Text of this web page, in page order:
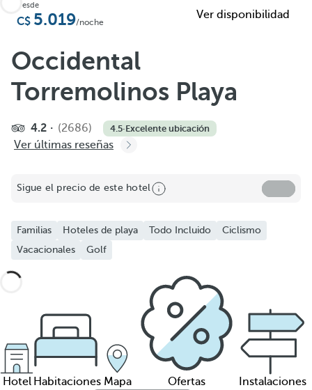
Desde
5.019/noche
Ver disponibilidad
Occidental
Torremolinos Playa
4.2 (2686) 4.5·Excelente ubicación
Ver últimas reseñas
Sigue el precio de este hotel
Familias Hoteles de playa Todo Incluido
Ciclismo
Vacacionales
Golf
Hotel Habitaciones Mapa Ofertas Instalaciones